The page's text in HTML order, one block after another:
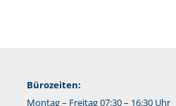
Bürozeiten:
Montag – Freitag 07:30 – 16:30 Uhr